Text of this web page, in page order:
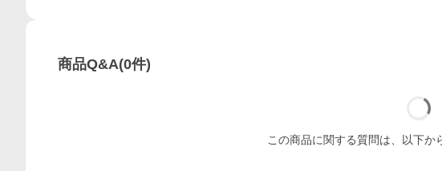
商品Q&A(0件)
この商品に関する質問は、以下か